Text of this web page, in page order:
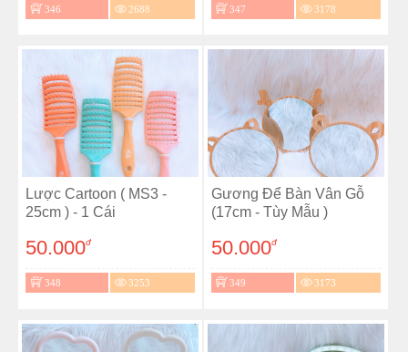
346 2688 347 3178
Lược Cartoon ( MS3 -
25cm ) - 1 Cái
50.000đ
348 3253
Gương Để Bàn Vân Gỗ
(17cm - Tùy Mẫu )
50.000đ
349 3173